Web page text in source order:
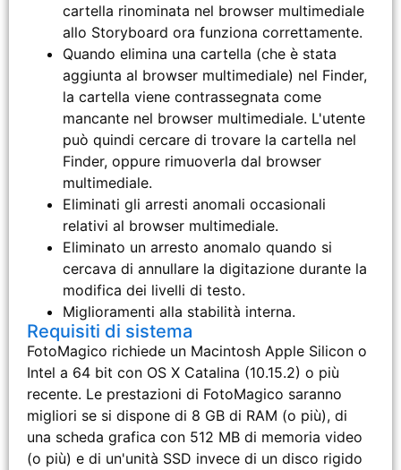
cartella rinominata nel browser multimediale
allo Storyboard ora funziona correttamente.
Quando elimina una cartella (che è stata
aggiunta al browser multimediale) nel Finder,
la cartella viene contrassegnata come
mancante nel browser multimediale. L'utente
può quindi cercare di trovare la cartella nel
Finder, oppure rimuoverla dal browser
multimediale.
Eliminati gli arresti anomali occasionali
relativi al browser multimediale.
Eliminato un arresto anomalo quando si
cercava di annullare la digitazione durante la
modifica dei livelli di testo.
Miglioramenti alla stabilità interna.
Requisiti di sistema
FotoMagico richiede un Macintosh Apple Silicon o
Intel a 64 bit con OS X Catalina (10.15.2) o più
recente. Le prestazioni di FotoMagico saranno
migliori se si dispone di 8 GB di RAM (o più), di
una scheda grafica con 512 MB di memoria video
(o più) e di un'unità SSD invece di un disco rigido